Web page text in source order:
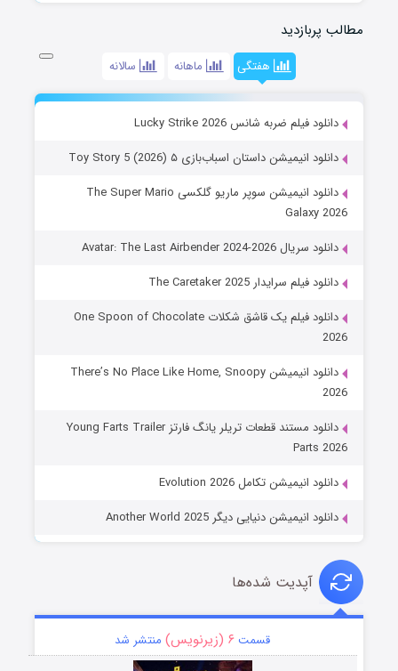
مطالب پربازدید
هفتگی ماهانه سالانه
دانلود فیلم ضربه شانس Lucky Strike 2026
دانلود انیمیشن داستان اسباب‌بازی ۵ Toy Story 5 (2026)
دانلود انیمیشن سوپر ماریو گلکسی The Super Mario
Galaxy 2026
دانلود سریال Avatar: The Last Airbender 2024-2026
دانلود فیلم سرایدار The Caretaker 2025
دانلود فیلم یک قاشق شکلات One Spoon of Chocolate
2026
دانلود انیمیشن There’s No Place Like Home, Snoopy
2026
دانلود مستند قطعات تریلر یانگ فارتز Young Farts Trailer
Parts 2026
دانلود انیمیشن تکامل Evolution 2026
دانلود انیمیشن دنیایی دیگر Another World 2025
آپدیت شده‌ها
قسمت ۶ (زیرنویس) منتشر شد